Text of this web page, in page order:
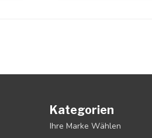
Kategorien
Ihre Marke Wählen